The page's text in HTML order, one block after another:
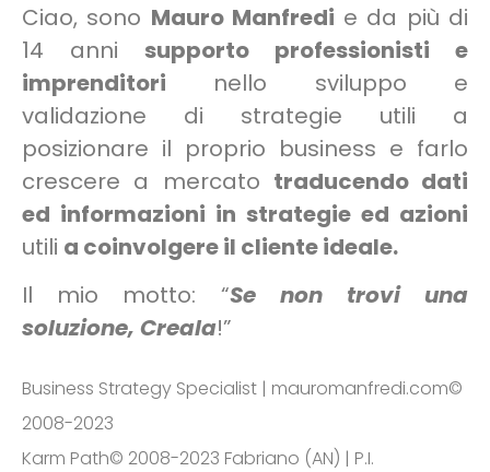
Ciao, sono Mauro Manfredi e da più di
14 anni supporto
professionisti e
imprenditori nello sviluppo e
validazione di strategie utili a
posizionare il proprio business e farlo
crescere a mercato traducendo dati
ed informazioni in strategie ed azioni
utili a coinvolgere il cliente ideale.
Il mio motto: “Se non trovi una
soluzione, Creala!”
Business Strategy Specialist | mauromanfredi.com©
2008-2023
Karm Path© 2008-2023 Fabriano (AN) | P.I.